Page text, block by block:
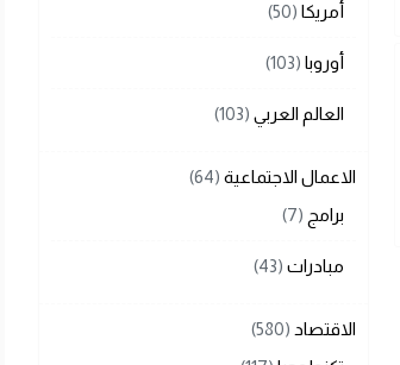
أمريكا (50)
أوروبا (103)
العالم العربي (103)
الاعمال الاجتماعية (64)
برامج (7)
مبادرات (43)
الاقتصاد (580)